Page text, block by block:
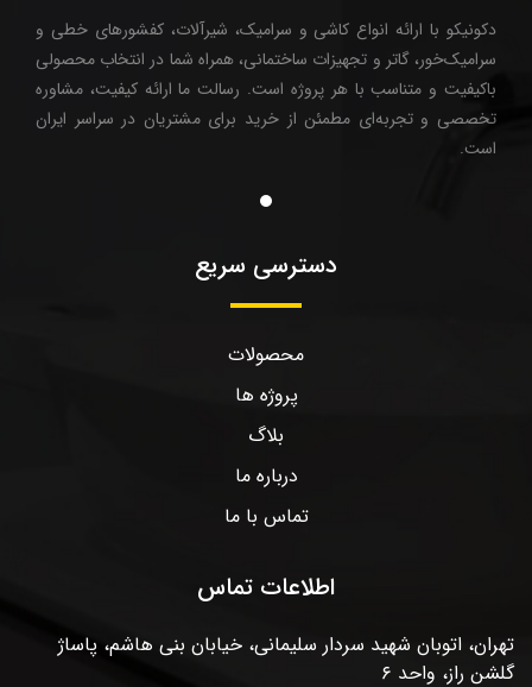
دکونیکو با ارائه انواع کاشی و سرامیک، شیرآلات، کفشورهای خطی و
سرامیک‌خور، گاتر و تجهیزات ساختمانی، همراه شما در انتخاب محصولی
باکیفیت و متناسب با هر پروژه است. رسالت ما ارائه کیفیت، مشاوره
تخصصی و تجربه‌ای مطمئن از خرید برای مشتریان در سراسر ایران
است.
دسترسی سریع
محصولات
پروژه ها
بلاگ
درباره ما
تماس با ما
اطلاعات تماس
تهران، اتوبان شهید سردار سلیمانی، خیابان بنی هاشم، پاساژ
گلشن راز، واحد ۶